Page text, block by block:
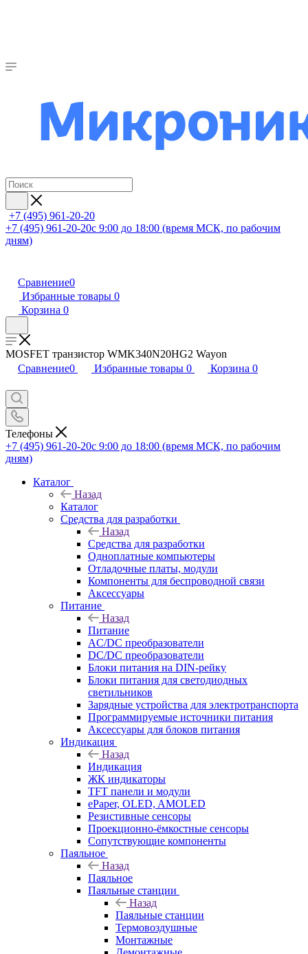
+7 (495) 961-20-20
+7 (495) 961-20-20с 9:00 до 18:00 (время МСК, по рабочим
дням)
Сравнение0
Избранные товары 0
Корзина 0
MOSFET транзистор WMK340N20HG2 Wayon
Сравнение0 Избранные товары 0 Корзина 0
Телефоны
+7 (495) 961-20-20с 9:00 до 18:00 (время МСК, по рабочим
дням)
Каталог
Назад
Каталог
Средства для разработки
Назад
Средства для разработки
Одноплатные компьютеры
Отладочные платы, модули
Компоненты для беспроводной связи
Аксессуары
Питание
Назад
Питание
AC/DC преобразователи
DC/DC преобразователи
Блоки питания на DIN-рейку
Блоки питания для светодиодных
светильников
Зарядные устройства для электротранспорта
Программируемые источники питания
Аксессуары для блоков питания
Индикация
Назад
Индикация
ЖК индикаторы
TFT панели и модули
ePaper, OLED, AMOLED
Резистивные сенсоры
Проекционно-ёмкостные сенсоры
Сопутствующие компоненты
Паяльное
Назад
Паяльное
Паяльные станции
Назад
Паяльные станции
Термовоздушные
Монтажные